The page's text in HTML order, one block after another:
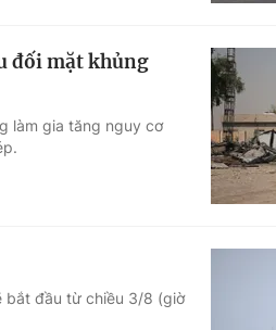
đối mặt khủng
làm gia tăng nguy cơ
bắt đầu từ chiều 3/8 (giờ